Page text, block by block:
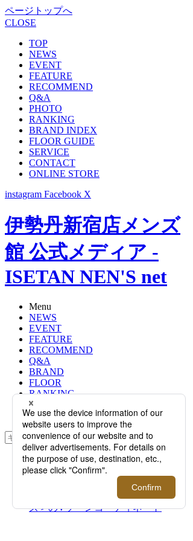
ページトップへ
CLOSE
TOP
NEWS
EVENT
FEATURE
RECOMMEND
Q&A
PHOTO
RANKING
BRAND INDEX
FLOOR GUIDE
SERVICE
CONTACT
ONLINE STORE
instagram Facebook X
伊勢丹新宿店メンズ
館 公式メディア -
ISETAN NEN'S net
Menu
NEWS
EVENT
FEATURE
RECOMMEND
Q&A
BRAND
FLOOR
RANKING
ONLINE STORE
SERVICE
検索
TOP
PHOTO
スタイリスト青柳光則がフレッシャ
ーズに指南！＜ブルックス ブラザー
ズ＞のVゾーンコーディネート